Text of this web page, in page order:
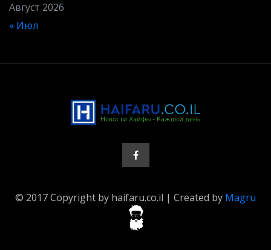
Август 2026
« Июл
© 2017 Copyright by haifaru.co.il | Created by Magru